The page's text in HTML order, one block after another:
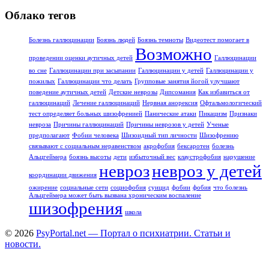
Облако тегов
Болезнь галлюцинации Боязнь людей Боязнь темноты Видеотест помогает в
проведении оценки аутичных детей Возможно Галлюцинации
во сне Галлюцинации при засыпании Галлюцинации у детей Галлюцинации у
пожилых Галлюцинации что делать Групповые занятия йогой улучшают
поведение аутичных детей Детские неврозы Дипсомания Как избавиться от
галлюцинаций Лечение галлюцинаций Нервная анорексия Офтальмологический
тест определяет больных шизофренией Панические атаки Пикацизм Признаки
невроза Причины галлюцинаций Причины неврозов у детей Ученые
предполагают Фобии человека Шизоидный тип личности Шизофрению
связывают с социальным неравенством акрофобия бексаротен болезнь
Альцгеймера боязнь высоты дети избыточный вес клаустрофобия нарушение
координации движения неврозневроз у детей
ожирение социальные сети социофобия суицид фобии фобия что болезнь
Альцгеймера может быть вызвана хроническим воспаление
шизофрения школа
© 2026 PsyPortal.net — Портал о психиатрии. Статьи и
новости.